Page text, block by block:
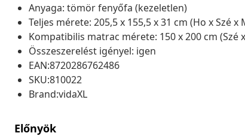
Anyaga: tömör fenyőfa (kezeletlen)
Teljes mérete: 205,5 x 155,5 x 31 cm (Ho x Szé x
Kompatibilis matrac mérete: 150 x 200 cm (Szé
Összeszerelést igényel: igen
EAN:8720286762486
SKU:810022
Brand:vidaXL
Előnyök